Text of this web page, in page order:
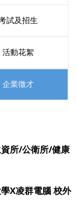
試及招生
活動花絮
企業徵才
所/公衛所/健康
X凌群電腦 校外